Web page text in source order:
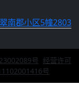
南郡小区5幢2803
号 经营许可
号